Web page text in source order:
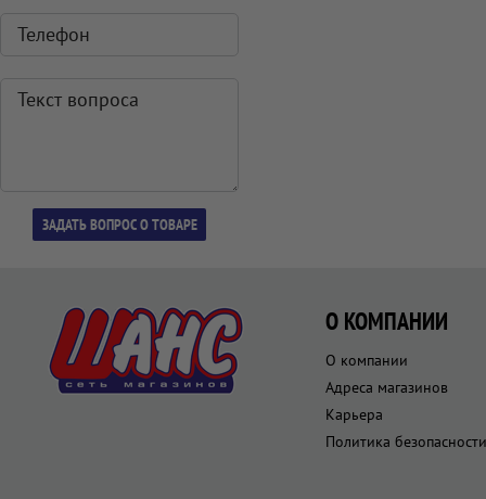
О КОМПАНИИ
О компании
Адреса магазинов
Карьера
Политика безопасности